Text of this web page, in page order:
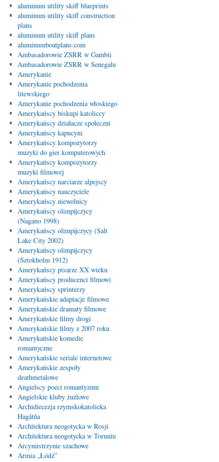
aluminum utility skiff blueprints
aluminum utility skiff construction
plans
aluminum utility skiff plans
aluminumboatplans.com
Ambasadorowie ZSRR w Gambii
Ambasadorowie ZSRR w Senegalu
Amerykanie
Amerykanie pochodzenia
litewskiego
Amerykanie pochodzenia włoskiego
Amerykańscy biskupi katoliccy
Amerykańscy działacze społeczni
Amerykańscy kapucyni
Amerykańscy kompozytorzy
muzyki do gier komputerowych
Amerykańscy kompozytorzy
muzyki filmowej
Amerykańscy narciarze alpejscy
Amerykańscy nauczyciele
Amerykańscy niewolnicy
Amerykańscy olimpijczycy
(Nagano 1998)
Amerykańscy olimpijczycy (Salt
Lake City 2002)
Amerykańscy olimpijczycy
(Sztokholm 1912)
Amerykańscy pisarze XX wieku
Amerykańscy producenci filmowi
Amerykańscy sprinterzy
Amerykańskie adaptacje filmowe
Amerykańskie dramaty filmowe
Amerykańskie filmy drogi
Amerykańskie filmy z 2007 roku
Amerykańskie komedie
romantyczne
Amerykańskie seriale internetowe
Amerykańskie zespoły
deathmetalowe
Angielscy poeci romantyzmu
Angielskie kluby żużlowe
Archidiecezja rzymskokatolicka
Hagåtña
Architektura neogotycka w Rosji
Architektura neogotycka w Toruniu
Arcymistrzynie szachowe
Armia „Łódź”